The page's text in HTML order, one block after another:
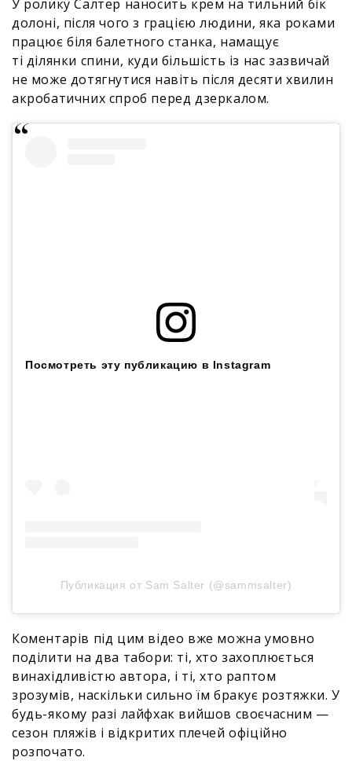
У ролику Салтер наносить крем на тильний бік
долоні, після чого з грацією людини, яка роками
працює біля балетного станка, намащує
ті ділянки спини, куди більшість із нас зазвичай
не може дотягнутися навіть після десяти хвилин
акробатичних спроб перед дзеркалом.
Посмотреть эту публикацию в Instagram
Публикация от Sam Salter (@sammsalter)
Коментарів під цим відео вже можна умовно
поділити на два табори: ті, хто захоплюється
винахідливістю автора, і ті, хто раптом
зрозумів, наскільки сильно їм бракує розтяжки. У
будь-якому разі лайфхак вийшов своєчасним —
сезон пляжів і відкритих плечей офіційно
розпочато.